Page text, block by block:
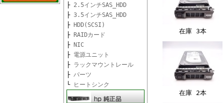
├ 2.5インチSAS_HDD
├ 3.5インチSAS_HDD
├ HDD(SCSI)
├ RAIDカード
├ NIC
├ 電源ユニット
├ ラックマウントレール
├ パーツ
└ ヒートシンク
在庫 3本
在庫 2本